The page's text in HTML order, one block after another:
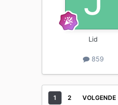
Lid
859
1 2 VOLGENDE